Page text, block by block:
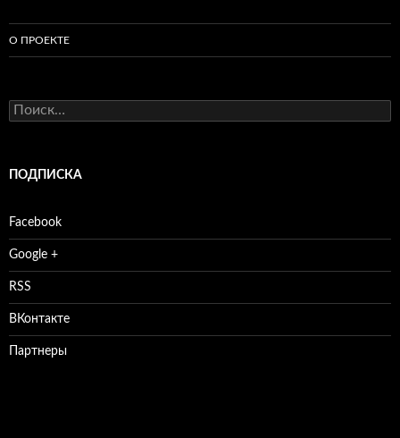
О ПРОЕКТЕ
Найти:
ПОДПИСКА
Facebook
Google +
RSS
ВКонтакте
Партнеры